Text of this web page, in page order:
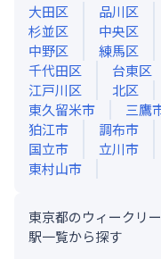
大田区
品川区
杉並区
中央区
中野区
練馬区
千代田区
台東区
江戸川区
北区
東久留米市
三鷹
狛江市
調布市
国立市
立川市
東村山市
東京都のウィークリ
駅一覧から探す